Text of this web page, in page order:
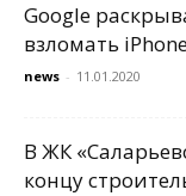
Google
взломать
news - 11.01.2020
В ЖК
концу